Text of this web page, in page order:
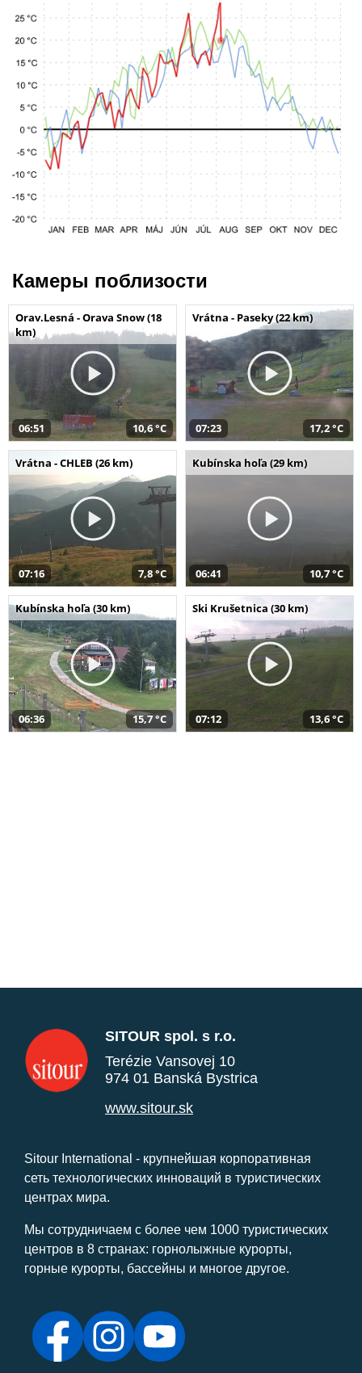
Камеры поблизости
Orav.Lesná - Orava Snow (18
km)
06:51 10,6 °C
Vrátna - Paseky (22 km)
07:23 17,2 °C
Vrátna - CHLEB (26 km)
07:16 7,8 °C
Kubínska hoľa (29 km)
06:41 10,7 °C
Kubínska hoľa (30 km)
06:36 15,7 °C
Ski Krušetnica (30 km)
07:12 13,6 °C
SITOUR spol. s r.o.
Terézie Vansovej 10
974 01 Banská Bystrica
www.sitour.sk
Sitour International - крупнейшая корпоративная
сеть технологических инноваций в туристических
центрах мира.
Мы сотрудничаем с более чем 1000 туристических
центров в 8 странах: горнолыжные курорты,
горные курорты, бассейны и многое другое.